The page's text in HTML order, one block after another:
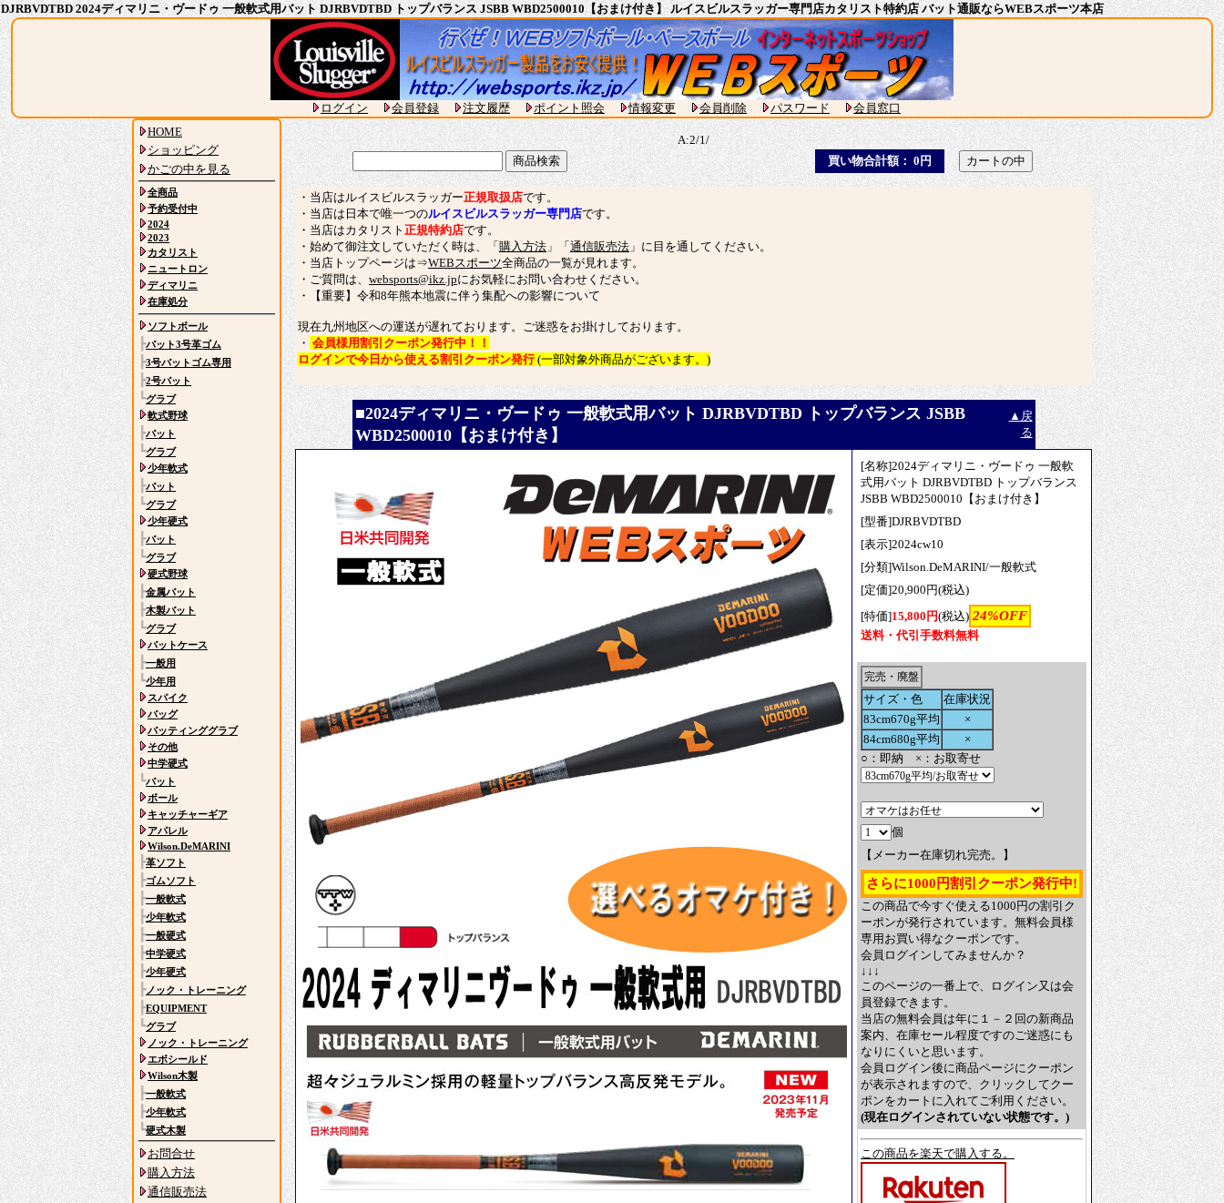
DJRBVDTBD 2024ディマリニ・ヴードゥ 一般軟式用バット DJRBVDTBD トップバランス JSBB WBD2500010【おまけ付き】 ルイスビルスラッガー専門店カタリスト特約店 バット通販ならWEBスポーツ本店
ログイン 会員登録 注文履歴 ポイント照会 情報変更 会員削除 パスワード
会員窓口
HOME
ショッピング
かごの中を見る
全商品
予約受付中
2024
2023
カタリスト
ニュートロン
ディマリニ
在庫処分
ソフトボール
┣バット3号革ゴム
┣3号バットゴム専用
┣2号バット
┗グラブ
軟式野球
┣バット
┗グラブ
少年軟式
┣バット
┗グラブ
少年硬式
┣バット
┗グラブ
硬式野球
┣金属バット
┣木製バット
┗グラブ
バットケース
┣一般用
┗少年用
スパイク
バッグ
バッティンググラブ
その他
中学硬式
┗バット
ボール
キャッチャーギア
アパレル
Wilson.DeMARINI
┣革ソフト
┣ゴムソフト
┣一般軟式
┣少年軟式
┣一般硬式
┣中学硬式
┣少年硬式
┣ノック・トレーニング
┣EQUIPMENT
┗グラブ
ノック・トレーニング
エボシールド
Wilson木製
┣一般軟式
┣少年軟式
┗硬式木製
お問合せ
購入方法
通信販売法
A:2/1/
買い物合計額： 0円
・当店はルイスビルスラッガー正規取扱店です。
・当店は日本で唯一つのルイスビルスラッガー専門店です。
・当店はカタリスト 正規特約店です。
・始めて御注文していただく時は、「 購入方法 」「 通信販売法 」に目を通してください。
・当店トップページは⇒WEBスポーツ全商品の一覧が見れます。
・ご質問は、 websports@ikz.jpにお気軽にお問い合わせください。
・【重要】令和8年熊本地震に伴う集配への影響について
現在九州地区への運送が遅れております。ご迷惑をお掛けしております。
・ 会員様用割引クーポン発行中！！
ログインで今日から使える割引クーポン発行(一部対象外商品がございます。)
■2024ディマリニ・ヴードゥ 一般軟式用バット DJRBVDTBD トップバランス JSBB
WBD2500010【おまけ付き】
▲戻
る
[名称]2024ディマリニ・ヴードゥ 一般軟
式用バット DJRBVDTBD トップバランス
JSBB WBD2500010【おまけ付き】
[型番]DJRBVDTBD
[表示]2024cw10
[分類]Wilson.DeMARINI/一般軟式
[定価]20,900円(税込)
[特価]15,800円(税込) 24%OFF
送料・代引手数料無料
完売・廃盤
サイズ・色
在庫状況
83cm670g平均
×
84cm680g平均
×
○：即納 ×：お取寄せ
個
【メーカー在庫切れ完売。】
さらに1000円割引クーポン発行中!
この商品で今すぐ使える1000円の割引ク
ーポンが発行されています。無料会員様
専用お買い得なクーポンです。
会員ログインしてみませんか？
↓↓↓
このページの一番上で、ログイン又は会
員登録できます。
当店の無料会員は年に１－２回の新商品
案内、在庫セール程度ですのご迷惑にも
なりにくいと思います。
会員ログイン後に商品ページにクーポン
が表示されますので、クリックしてクー
ポンをカートに入れてご利用ください。
(現在ログインされていない状態です。)
この商品を楽天で購入する。